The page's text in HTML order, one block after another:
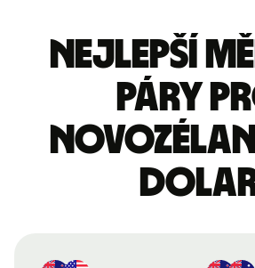
Nejlepší
páry